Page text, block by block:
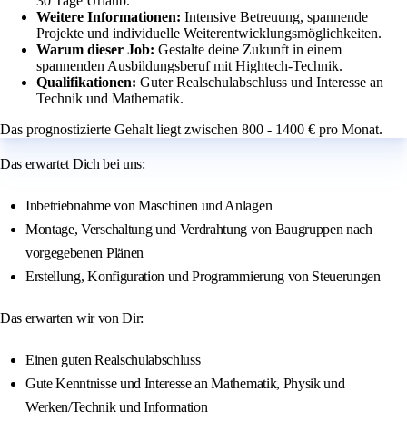
Weitere Informationen: Intensive Betreuung, spannende
Projekte und individuelle Weiterentwicklungsmöglichkeiten.
Warum dieser Job: Gestalte deine Zukunft in einem
spannenden Ausbildungsberuf mit Hightech-Technik.
Qualifikationen: Guter Realschulabschluss und Interesse an
Technik und Mathematik.
Das prognostizierte Gehalt liegt zwischen 800 - 1400 € pro Monat.
Das erwartet Dich bei uns:
Inbetriebnahme von Maschinen und Anlagen
Montage, Verschaltung und Verdrahtung von Baugruppen nach
vorgegebenen Plänen
Erstellung, Konfiguration und Programmierung von Steuerungen
Das erwarten wir von Dir:
Einen guten Realschulabschluss
Gute Kenntnisse und Interesse an Mathematik, Physik und
Werken/Technik und Information